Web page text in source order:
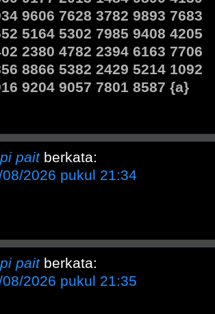
9606 7628 3782 9893 7683
5164 5302 7985 9408 4205
2380 4782 2394 6163 7706
8866 5382 2429 5214 1092
9204 9057 7801 8587 {a}
pait berkata:
2026 pukul 21:34
pait berkata:
2026 pukul 21:35